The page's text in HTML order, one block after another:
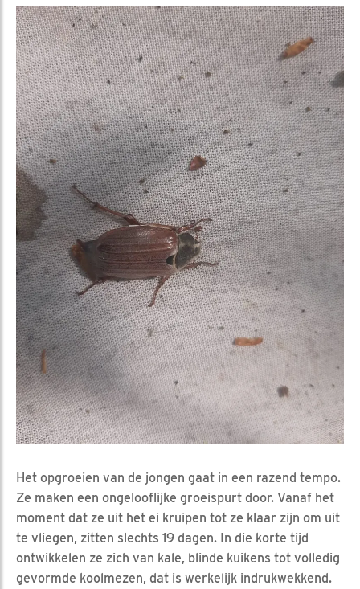
Het opgroeien van de jongen gaat in een razend tempo.
Ze maken een ongelooflijke groeispurt door. Vanaf het
moment dat ze uit het ei kruipen tot ze klaar zijn om uit
te vliegen, zitten slechts 19 dagen. In die korte tijd
ontwikkelen ze zich van kale, blinde kuikens tot volledig
gevormde koolmezen, dat is werkelijk indrukwekkend.